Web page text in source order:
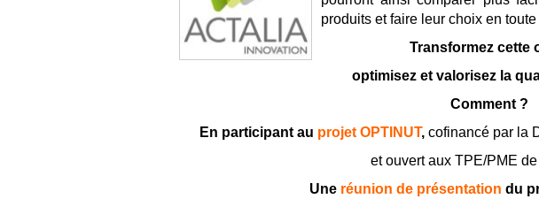
produits et faire leur choix en
Transformez cette
optimisez et valorisez la
Comment ?
En participant au projet OPTINUT,cofinancé par la
et ouvert aux TPE/PME
Une réunion de présentation du